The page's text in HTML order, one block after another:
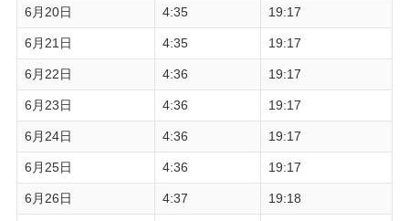
6月20日 4:35 19:17
6月21日 4:35 19:17
6月22日 4:36 19:17
6月23日 4:36 19:17
6月24日 4:36 19:17
6月25日 4:36 19:17
6月26日 4:37 19:18